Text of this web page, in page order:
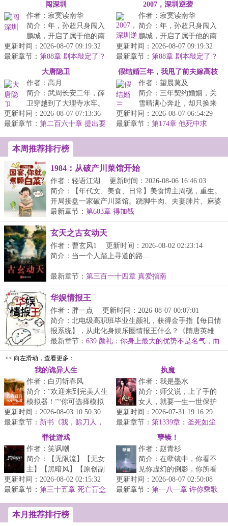
闯深圳
作者：寂寞读南华
简介：年，孙超只身闯入
鹏城，开启了属于他的南
漂之旅。身为绝路之人，
除了胜利，他已经无路...
更新时间：2026-08-07 09:19:32
最新章节： 第88章 剧本敲定了？
2007，深圳逆袭
作者：寂寞读南华
简介：年，孙超只身闯入
鹏城，开启了属于他的南
漂之旅。身为绝路之人，
除了胜利，他已经无路...
更新时间：2026-08-07 09:19:32
最新章节： 第88章 剧本敲定了？
大唐隐卫
作者：高月
简介：武周长安二年，薛
卫穿越到了大理寺水牢。
出狱后，他给自己戴上了
三个面具。第一个面具...
更新时间：2026-08-07 07:13:36
最新章节： 第二百六十章 提出要
假结婚三年，我甩了前夫嫁高枝
作者：望晨莫及
简介：三年契约婚姻，关
雪晴满心奔赴，却只换来
竹马江怀景的冷漠与偏
爱。他眼里永远只有柔
更新时间：2026-08-07 06:54:29
最新章节： 第174章 他死中求
本周推荐排行榜
1984：从破产川菜馆开始
作者：轻语江湖
更新时间：2026-08-06 16:46:03
简介：【年代文、美食、日常】美食博主周砚，重生。
开局接盘一家破产川菜馆。跷脚牛肉、夫妻肺片、麻婆
豆...
最新章节： 第603章 得加钱
玄天之古玄动天
作者：曹玄风1
更新时间：2026-08-02 02:23:14
简介：当一个人踏上寻道的路...
最新章节： 第三百一十四章 真爱指南
华娱情报王
作者：胖一点
更新时间：2026-08-07 00:07:01
简介：北电级高职班毕业生颜礼，获得金手指【每日情
报系统】，从此化身娱乐圈情报王什么？《隋唐英雄
传》...
最新章节： 639 颜礼：你身上最大的优势不是名气，而
是脸
<< 向左滑动，查看更多：
我的诡异人生
作者：白刃斩春风
简介：“欢迎来到完美人生
模拟器！”“你可选择模拟
自己或他人的人生，以此
寻求诸多人生难题的解决
方案！...
更新时间：2026-08-03 10:50:30
最新章节： 新书《我，赊刀人，
斗鬼神》已发
执魔
作者：我是墨水
简介：师父说，上了手的
女人，就要一生一世保护
好。师父说，修魔很难，
一入魔道永不回头。师父
说，天圆地...
更新时间：2026-07-31 19:16:29
最新章节： 第1339章：圣死如尘
定，梦觉火烧天！
罪徒游戏
作者：笑讽嘲
简介：【无限流】【无女
主】【黑暗风】【原创副
本】贪婪、暴戾、冷酷、
逐利……毁灭、死亡、颠
更新时间：2026-08-02 02:15:32
最新章节： 第三十五章 死亡盲盒
孽镜！
作者：赵青杉
简介：在孽镜中，你看不
见你虚幻的倒影，你所看
见的唯有真实。...
更新时间：2026-08-07 02:50:08
最新章节： 第一八一章 许你乘歌
本月推荐排行榜